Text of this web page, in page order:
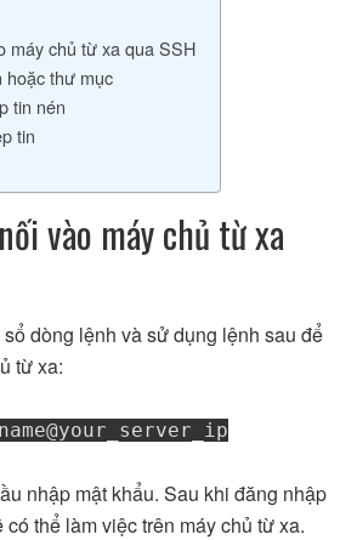
máy chủ từ xa qua SSH
hoặc thư mục
tin nén
tin
vào máy chủ từ xa
dòng lệnh và sử dụng lệnh sau để
từ xa:
nhập mật khẩu. Sau khi đăng nhập
thể làm việc trên máy chủ từ xa.